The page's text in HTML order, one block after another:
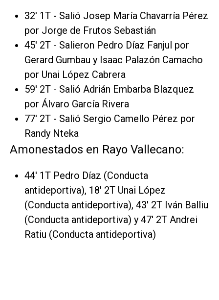
32' 1T - Salió Josep María Chavarría Pérez
por Jorge de Frutos Sebastián
45' 2T - Salieron Pedro Díaz Fanjul por
Gerard Gumbau y Isaac Palazón Camacho
por Unai López Cabrera
59' 2T - Salió Adrián Embarba Blazquez
por Álvaro García Rivera
77' 2T - Salió Sergio Camello Pérez por
Randy Nteka
Amonestados en Rayo Vallecano:
44' 1T Pedro Díaz (Conducta
antideportiva), 18' 2T Unai López
(Conducta antideportiva), 43' 2T Iván Balliu
(Conducta antideportiva) y 47' 2T Andrei
Ratiu (Conducta antideportiva)